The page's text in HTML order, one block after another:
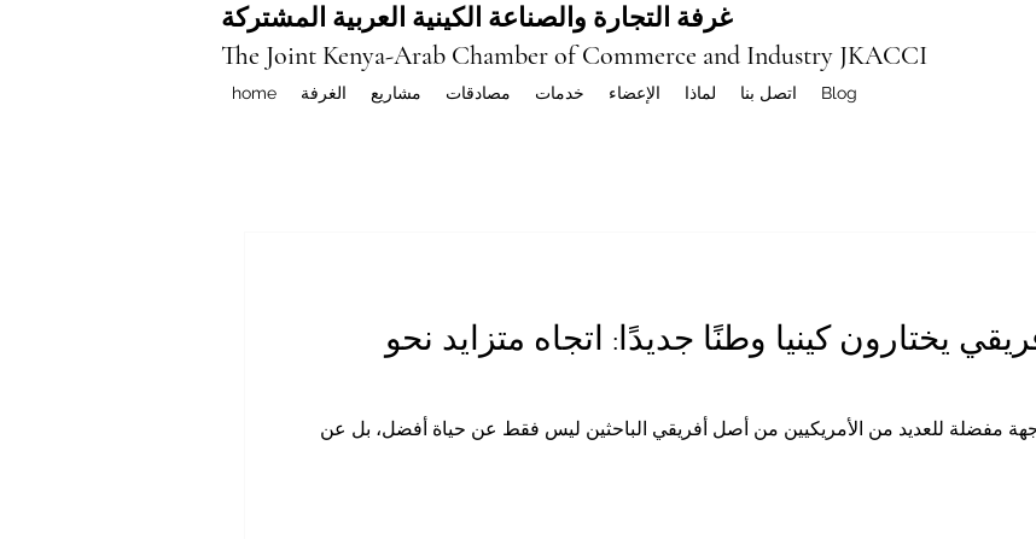
غرفة التجارة والصناعة الكينية العربية المشتركة
The Joint Kenya-Arab Chamber of Commerce and Industry JKACCI
home الغرفة مشاريع مصادقات خدمات الإعضاء لماذا اتصل بنا Blog
يختارون كينيا وطنًا جديدًا: اتجاه متزايد نحو
مفضلة للعديد من الأمريكيين من أصل أفريقي الباحثين ليس فقط عن حياة أفضل، بل عن